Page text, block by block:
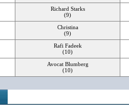
Richard Starks
(9)
Christina
(9)
Rafi Fadeek
(10)
Avocat Blumberg
(10)